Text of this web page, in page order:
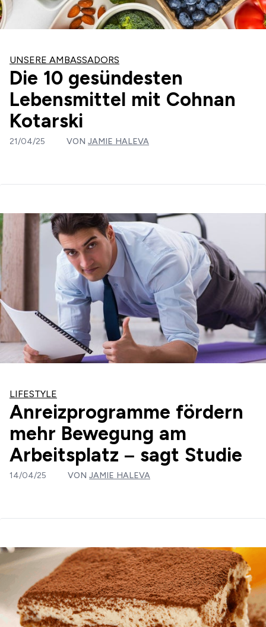
UNSERE AMBASSADORS
Die 10 gesündesten
Lebensmittel mit Cohnan
Kotarski
21/04/25 VON JAMIE HALEVA
LIFESTYLE
Anreizprogramme fördern
mehr Bewegung am
Arbeitsplatz – sagt Studie
14/04/25 VON JAMIE HALEVA